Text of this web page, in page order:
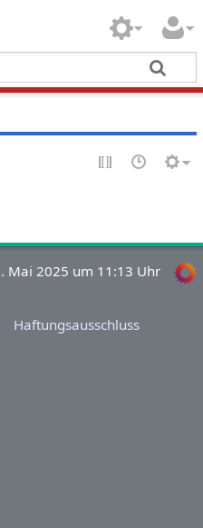
Mai 2025 um 11:13 Uhr
Haftungsausschluss